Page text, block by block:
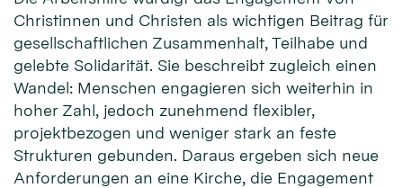
Christinnen und Christen als wichtigen Beitrag für
gesellschaftlichen Zusammenhalt, Teilhabe und
gelebte Solidarität. Sie beschreibt zugleich einen
Wandel: Menschen engagieren sich weiterhin in
hoher Zahl, jedoch zunehmend flexibler,
projektbezogen und weniger stark an feste
Strukturen gebunden. Daraus ergeben sich neue
Anforderungen an eine Kirche, die Engagement